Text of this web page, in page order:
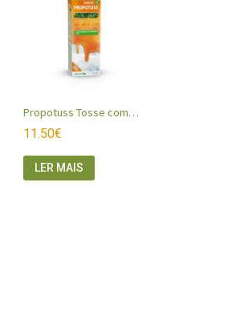
Propotuss Tosse com Expetoração
11.50€
LER MAIS